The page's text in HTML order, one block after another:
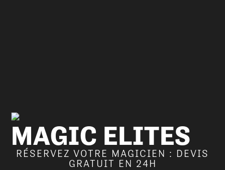
MAGIC ELITES
RÉSERVEZ VOTRE MAGICIEN : DEVIS
GRATUIT EN 24H